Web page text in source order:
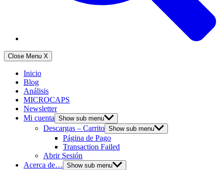
Close Menu X
Inicio
Blog
Análisis
MICROCAPS
Newsletter
Mi cuenta Show sub menu
Descargas – Carrito Show sub menu
Página de Pago
Transaction Failed
Abrir Sesión
Acerca de… Show sub menu